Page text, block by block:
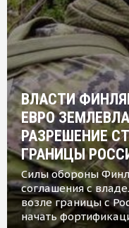
ВЛАСТИ
ЕВРО
РАЗРЕШЕНИЕ
ГРАНИЦЫ
Силы обороны
соглашения с
возле границы с
начать